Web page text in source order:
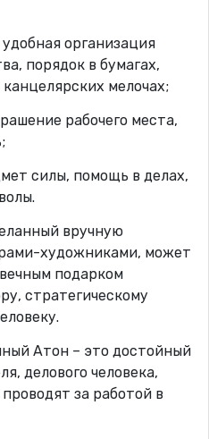
организация
порядок в бумагах,
мелочах;
рабочего места,
силы, помощь в делах,
вручную
художниками, может
подарком
стратегическому
Атон – это достойный
делового человека,
за работой в